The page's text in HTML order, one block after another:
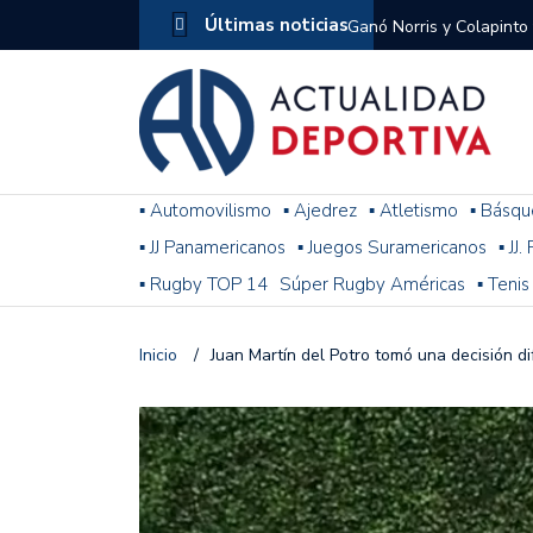
Últimas noticiasGanó Norris y
1
El penal de Barracas
Monumental
Se jugó una nueva
Arrancó el Torneo
Franco Colapinto giró
Racing le ganó a
omitió un penal de Sosa
▪ Automovilismo ▪ Ajedrez ▪ Atletismo ▪
▪ JJ Panamericanos ▪ Juegos Suramericanos ▪
▪ Rugby TOP 14 Súper Rugby Américas ▪ Tenis
Inicio / Juan Martín del Potro tomó una decisión